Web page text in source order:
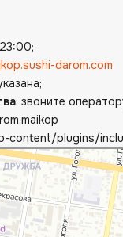
darom.com
: звоните
content/plugins/